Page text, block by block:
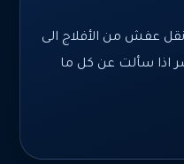
عفش من الأفلاج الى
اذا سألت عن كل ما